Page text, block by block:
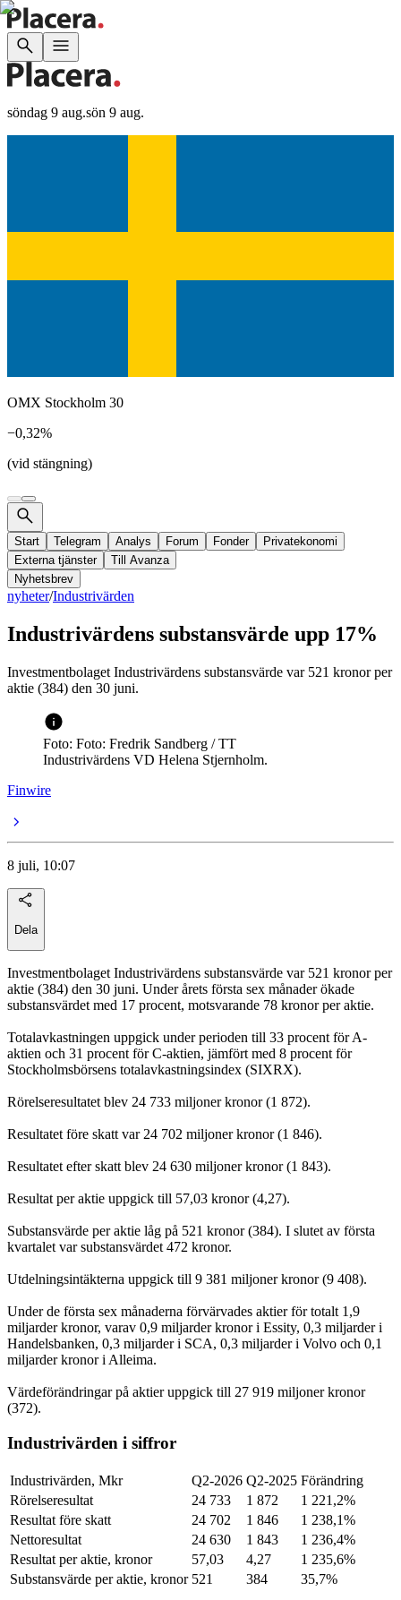
söndag 9 aug.sön 9 aug.
OMX Stockholm 30
−0,32%
(vid stängning)
Start Telegram Analys Forum Fonder
Privatekonomi
Externa tjänster
Till Avanza
Nyhetsbrev
nyheter/Industrivärden
Industrivärdens substansvärde upp 17%
Investmentbolaget Industrivärdens substansvärde var 521 kronor per
aktie (384) den 30 juni.
Foto: Foto: Fredrik Sandberg / TT
Industrivärdens VD Helena Stjernholm.
Finwire
8 juli, 10:07
Dela
Investmentbolaget Industrivärdens substansvärde var 521 kronor per
aktie (384) den 30 juni. Under årets första sex månader ökade
substansvärdet med 17 procent, motsvarande 78 kronor per aktie.
Totalavkastningen uppgick under perioden till 33 procent för A-
aktien och 31 procent för C-aktien, jämfört med 8 procent för
Stockholmsbörsens totalavkastningsindex (SIXRX).
Rörelseresultatet blev 24 733 miljoner kronor (1 872).
Resultatet före skatt var 24 702 miljoner kronor (1 846).
Resultatet efter skatt blev 24 630 miljoner kronor (1 843).
Resultat per aktie uppgick till 57,03 kronor (4,27).
Substansvärde per aktie låg på 521 kronor (384). I slutet av första
kvartalet var substansvärdet 472 kronor.
Utdelningsintäkterna uppgick till 9 381 miljoner kronor (9 408).
Under de första sex månaderna förvärvades aktier för totalt 1,9
miljarder kronor, varav 0,9 miljarder kronor i Essity, 0,3 miljarder i
Handelsbanken, 0,3 miljarder i SCA, 0,3 miljarder i Volvo och 0,1
miljarder kronor i Alleima.
Värdeförändringar på aktier uppgick till 27 919 miljoner kronor
(372).
Industrivärden i siffror
Industrivärden, Mkr Q2-2026 Q2-2025 Förändring
Rörelseresultat
24 733 1 872
1 221,2%
Resultat före skatt
24 702 1 846
1 238,1%
Nettoresultat
24 630 1 843
1 236,4%
Resultat per aktie, kronor
57,03 4,27
1 235,6%
Substansvärde per aktie, kronor 521 384 35,7%